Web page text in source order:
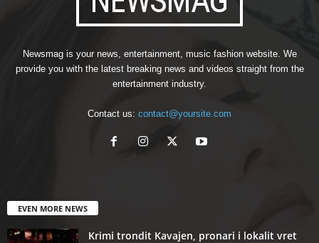
Newsmag is your news, entertainment, music fashion website. We
provide you with the latest breaking news and videos straight from the
entertainment industry.
Contact us: contact@yoursite.com
EVEN MORE NEWS
Krimi trondit Kavajen, pronari i lokalit vret